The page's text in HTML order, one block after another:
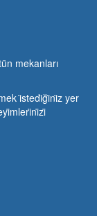
mekanları
i̇stedi̇ği̇ni̇z yer